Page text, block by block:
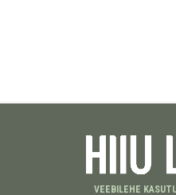
VEEBILEHE